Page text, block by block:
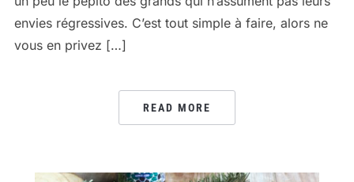
envies régressives. C’est tout simple à faire, alors ne
vous en privez […]
READ MORE